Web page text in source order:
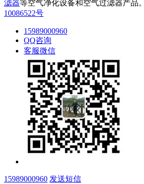
滤器等空气净化设备和空气过滤器产品。
10086522号
15989000960
QQ咨询
客服微信
15989000960 发送短信